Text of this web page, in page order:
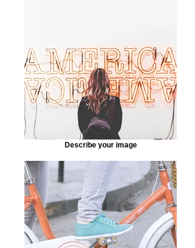
Describe your image